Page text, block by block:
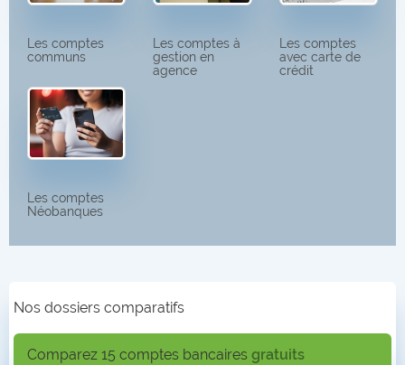
Les comptes
communs
Les comptes à
gestion en
agence
Les comptes
avec carte de
crédit
Les comptes
Néobanques
Nos dossiers comparatifs
Comparez 15 comptes bancaires gratuits